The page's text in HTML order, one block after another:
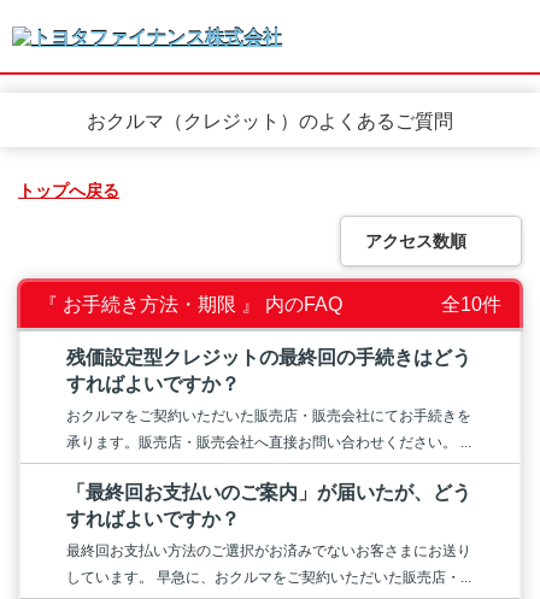
おクルマ（クレジット）のよくあるご質問
トップへ戻る
アクセス数順
『 お手続き方法・期限 』 内のFAQ 全10件
残価設定型クレジットの最終回の手続きはどう
すればよいですか？
おクルマをご契約いただいた販売店・販売会社にてお手続きを
承ります。販売店・販売会社へ直接お問い合わせください。 ...
「最終回お支払いのご案内」が届いたが、どう
すればよいですか？
最終回お支払い方法のご選択がお済みでないお客さまにお送り
しています。 早急に、おクルマをご契約いただいた販売店・...